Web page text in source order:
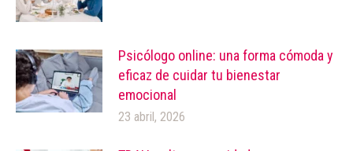
Psicólogo online: una forma cómoda y
eficaz de cuidar tu bienestar
emocional
23 abril, 2026